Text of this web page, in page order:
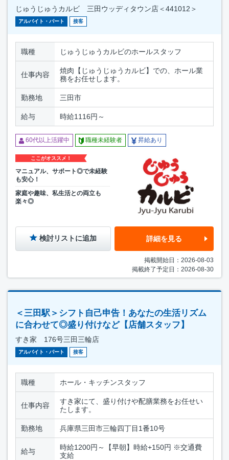
じゅうじゅうカルビ 三田ウッディタウン店＜441012＞
アルバイト・パート 接客
職種 じゅうじゅうカルビのホールスタッフ
仕事内容
焼肉【じゅうじゅうカルビ】での、ホール業
務をお任せします。
勤務地 三田市
給与 時給1116円～
60代以上活躍中 職種未経験者 昇給あり
ここがオススメ！
マニュアル、サポート◎で未経験
も安心！
家庭や趣味、私生活との両立も
楽々◎
検討リストに追加 詳細を見る
掲載開始日：2026-08-03
掲載終了予定日：2026-08-30
＜三田駅＞シフト自己申告！あなたの生活リズム
に合わせて◎盛り付けなど【店舗スタッフ】
すき家 176号三田三輪店
アルバイト・パート 接客
職種 ホール・キッチンスタッフ
仕事内容
すき家にて、盛り付けや配膳業務をお任せい
たします。
勤務地 兵庫県三田市三輪四丁目1番10号
給与
時給1200円～【早朝】時給+150円 ※交通費
支給